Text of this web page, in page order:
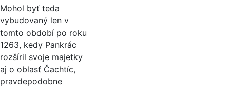
Mohol byť teda
vybudovaný len v
tomto období po roku
1263, kedy Pankrác
rozšíril svoje majetky
aj o oblasť Čachtíc,
pravdepodobne